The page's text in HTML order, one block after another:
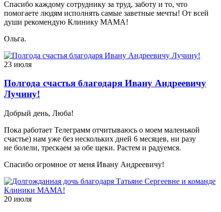
Спасибо каждому сотруднику за труд, заботу и то, что
помогаете людям исполнять самые заветные мечты! От всей
души рекомендую Клинику МАМА!
Ольга.
23 июля
Полгода счастья благодаря Ивану Андреевичу
Лучину!
Добрый день, Люба!
Пока работает Телеграмм отчитываюсь о моем маленькой
счастье) нам уже без нескольких дней 6 месяцев, ни разу
не болели, трескаем за обе щеки. Растем и радуемся.
Спасибо огромное от меня Ивану Андреевичу!
20 июля